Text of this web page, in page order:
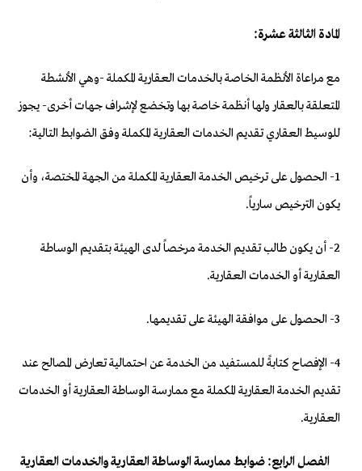
المادة الثالثة عشرة:
مع مراعاة الأنظمة الخاصة بالخدمات العقارية المكملة -وهي الأنشطة
المتعلقة بالعقار ولها أنظمة خاصة بها وتخضع لإشراف جهات أخرى- يجوز
للوسيط العقاري تقديم الخدمات العقارية المكملة وفق الضوابط التالية:
1- الحصول على ترخيص الخدمة العقارية المكملة من الجهة المختصة، وأن
يكون الترخيص سارياً.
2- أن يكون طالب تقديم الخدمة مرخصاً لدى الهيئة بتقديم الوساطة
العقارية أو الخدمات العقارية.
3- الحصول على موافقة الهيئة على تقديمها.
4- الإفصاح كتابةً للمستفيد من الخدمة عن احتمالية تعارض المصالح عند
تقديم الخدمة العقارية المكملة مع ممارسة الوساطة العقارية أو الخدمات
العقارية.
الفصل الرابع: ضوابط ممارسة الوساطة العقارية والخدمات العقارية